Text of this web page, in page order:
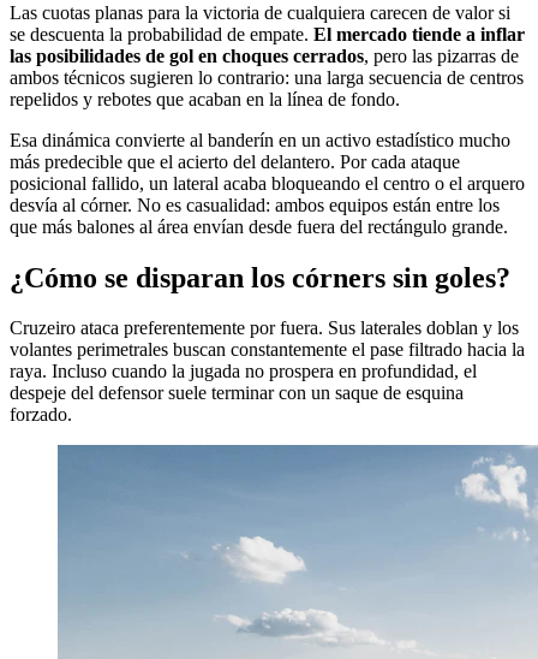
Las cuotas planas para la victoria de cualquiera carecen de valor si
se descuenta la probabilidad de empate. El mercado tiende a inflar
las posibilidades de gol en choques cerrados, pero las pizarras de
ambos técnicos sugieren lo contrario: una larga secuencia de centros
repelidos y rebotes que acaban en la línea de fondo.
Esa dinámica convierte al banderín en un activo estadístico mucho
más predecible que el acierto del delantero. Por cada ataque
posicional fallido, un lateral acaba bloqueando el centro o el arquero
desvía al córner. No es casualidad: ambos equipos están entre los
que más balones al área envían desde fuera del rectángulo grande.
¿Cómo se disparan los córners sin goles?
Cruzeiro ataca preferentemente por fuera. Sus laterales doblan y los
volantes perimetrales buscan constantemente el pase filtrado hacia la
raya. Incluso cuando la jugada no prospera en profundidad, el
despeje del defensor suele terminar con un saque de esquina
forzado.